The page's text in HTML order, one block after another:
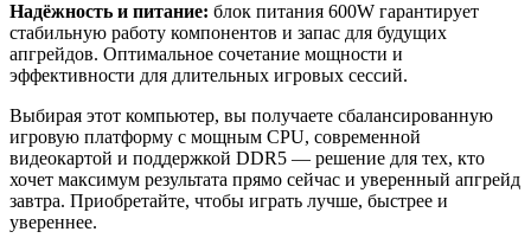
Надёжность и питание: блок питания 600W гарантирует
стабильную работу компонентов и запас для будущих
апгрейдов. Оптимальное сочетание мощности и
эффективности для длительных игровых сессий.
Выбирая этот компьютер, вы получаете сбалансированную
игровую платформу с мощным CPU, современной
видеокартой и поддержкой DDR5 — решение для тех, кто
хочет максимум результата прямо сейчас и уверенный апгрейд
завтра. Приобретайте, чтобы играть лучше, быстрее и
увереннее.